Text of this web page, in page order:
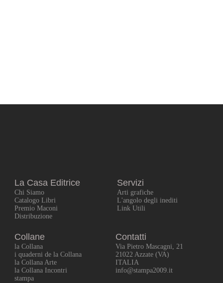
La Casa Editrice
Chi Siamo
Catalogo Libri
Premio Maconi
Distribuzione
Servizi
Arti grafiche
L'angolo degli inediti
Link Utili
Collane
la Collana
i quaderni de la Collana
la Collana Arte
la Collana Incontri
stampa
Contatti
Via Pietro Mascagni, 21
21022 Azzate (VA)
ITALIA
info@stampa2009.it